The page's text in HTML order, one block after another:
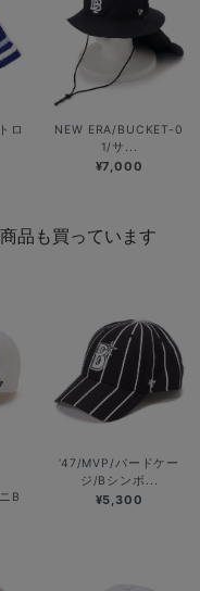
ロ
NEW ERA/BUCKET-0
1/サ...
¥7,000
品も買っています
B
’47/MVP/バードケー
ジ/Bシンボ...
¥5,300